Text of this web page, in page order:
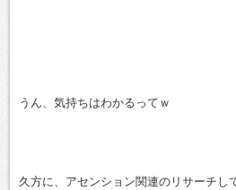
うん、気持ちはわかるってｗ
久方に、アセンション関連のリサーチし